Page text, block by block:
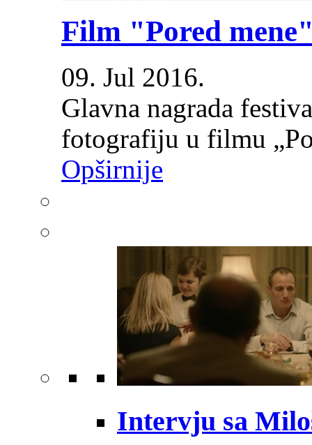
Film "Pored
09. Jul 2016.
Glavna nagrada
fotografiju u filmu
Opširnije
Intervju sa